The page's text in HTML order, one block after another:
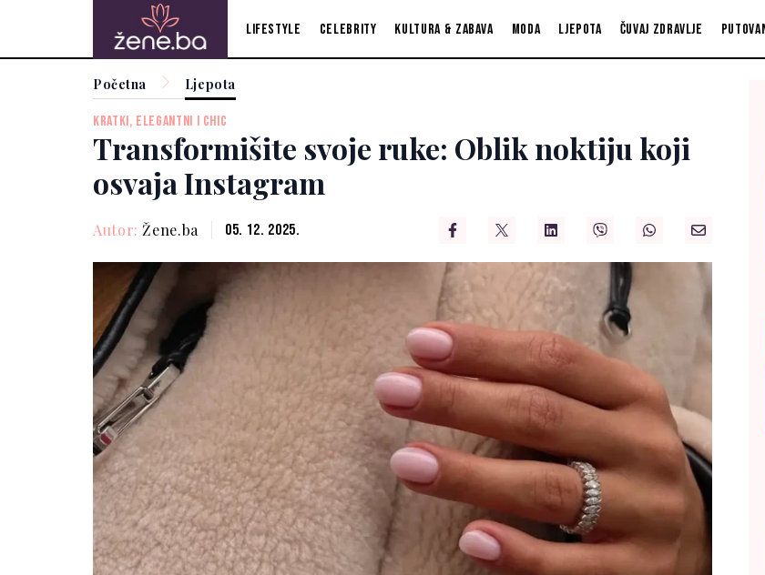
Lifestyle Celebrity Kultura & zabava Moda Ljepota Čuvaj zdravlje
Početna Ljepota
KRATKI, ELEGANTNI I CHIC
Transformišite svoje ruke: Oblik noktiju koji
osvaja Instagram
Autor: Žene.ba 05. 12. 2025.